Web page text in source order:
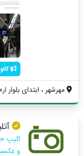
مهرشهر ، ابتدای بلوار
اکیپ
و